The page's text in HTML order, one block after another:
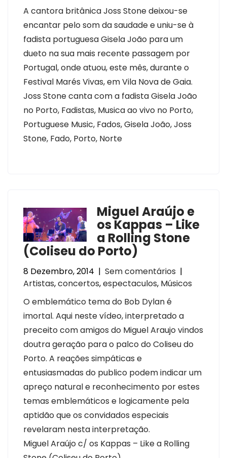
A cantora britânica Joss Stone deixou-se
encantar pelo som da saudade e uniu-se à
fadista portuguesa Gisela João para um
dueto na sua mais recente passagem por
Portugal, onde atuou, este mês, durante o
Festival Marés Vivas, em Vila Nova de Gaia.
Joss Stone canta com a fadista Gisela João
no Porto, Fadistas, Musica ao vivo no Porto,
Portuguese Music, Fados, Gisela João, Joss
Stone, Fado, Porto, Norte
Miguel Araújo e
os Kappas – Like
a Rolling Stone
(Coliseu do Porto)
8 Dezembro, 2014 | Sem comentários |
Artistas,concertos,espectaculos, Músicos
O emblemático tema do Bob Dylan é
imortal. Aqui neste vídeo, interpretado a
preceito com amigos do Miguel Araujo vindos
doutra geração para o palco do Coliseu do
Porto. A reações simpáticas e
entusiasmadas do publico podem indicar um
apreço natural e reconhecimento por estes
temas emblemáticos e logicamente pela
aptidão que os convidados especiais
revelaram nesta interpretação.
Miguel Araújo c/ os Kappas – Like a Rolling